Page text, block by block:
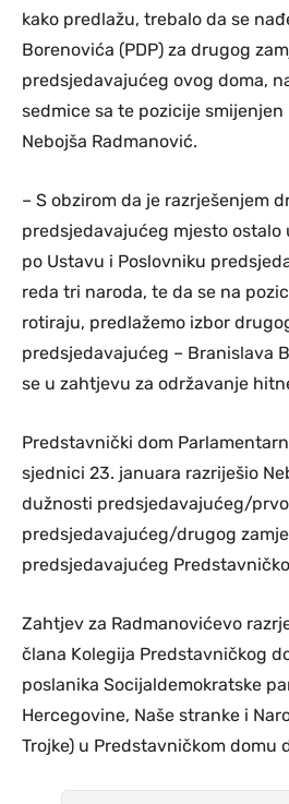
kako predlažu, trebalo da se
Borenovića (PDP) za drugog
predsjedavajućeg ovog doma,
sedmice sa te pozicije smijenjen
Nebojša Radmanović.
– S obzirom da je razrješenjem
predsjedavajućeg mjesto ostalo
po Ustavu i Poslovniku
reda tri naroda, te da se na
rotiraju, predlažemo izbor
predsjedavajućeg – Branislava
se u zahtjevu za održavanje
Predstavnički dom
sjednici 23. januara razriješio
dužnosti predsjedavajućeg/
predsjedavajućeg/drugog
predsjedavajućeg
Zahtjev za Radmanovićevo
člana Kolegija Predstavničkog
poslanika Socijaldemokratske
Hercegovine, Naše stranke i
Trojke) u Predstavničkom domu